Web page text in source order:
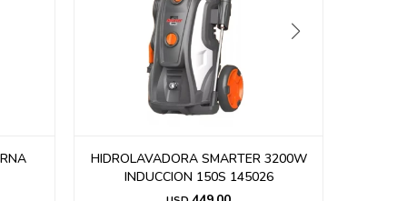
HIDROLAVADORA SMARTER 3200W
INDUCCION 150S 145026